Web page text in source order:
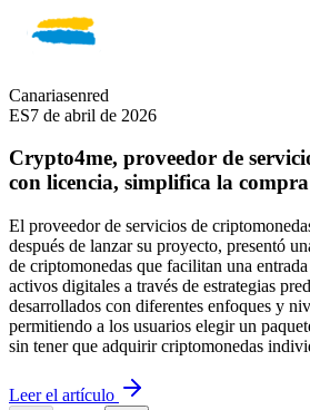
Canariasenred
ES7 de abril de 2026
Crypto4me, proveedor de
con licencia, simplifica la
El proveedor de servicios de
después de lanzar su proyecto, presentó
de criptomonedas que facilitan una
activos digitales a través de estrategias
desarrollados con diferentes enfoques y
permitiendo a los usuarios elegir un
sin tener que adquirir criptomonedas
Leer el artículo